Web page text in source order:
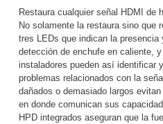
Restaura cualquier señal HDMI de
No solamente la restaura sino que
tres LEDs que indican la presencia
detección de enchufe en caliente,
instaladores pueden así identificar
problemas relacionados con la
dañados o demasiado largos
en donde comunican sus
HPD integrados aseguran que la